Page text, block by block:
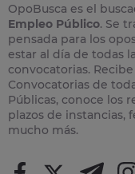
OpoBusca es el
Empleo Público. Se
pensada para los
estar al día de todas
convocatorias.
Convocatorias de
Públicas, conoce los
plazos de instancias,
mucho más.